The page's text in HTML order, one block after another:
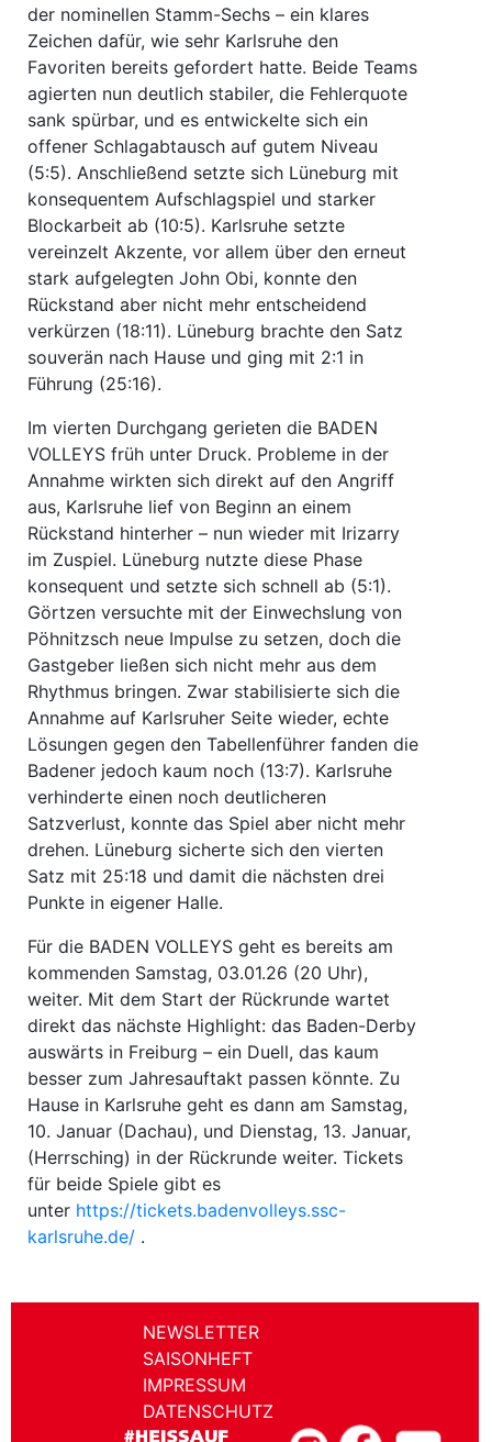
der nominellen Stamm-Sechs – ein klares
Zeichen dafür, wie sehr Karlsruhe den
Favoriten bereits gefordert hatte. Beide Teams
agierten nun deutlich stabiler, die Fehlerquote
sank spürbar, und es entwickelte sich ein
offener Schlagabtausch auf gutem Niveau
(5:5). Anschließend setzte sich Lüneburg mit
konsequentem Aufschlagspiel und starker
Blockarbeit ab (10:5). Karlsruhe setzte
vereinzelt Akzente, vor allem über den erneut
stark aufgelegten John Obi, konnte den
Rückstand aber nicht mehr entscheidend
verkürzen (18:11). Lüneburg brachte den Satz
souverän nach Hause und ging mit 2:1 in
Führung (25:16).
Im vierten Durchgang gerieten die BADEN
VOLLEYS früh unter Druck. Probleme in der
Annahme wirkten sich direkt auf den Angriff
aus, Karlsruhe lief von Beginn an einem
Rückstand hinterher – nun wieder mit Irizarry
im Zuspiel. Lüneburg nutzte diese Phase
konsequent und setzte sich schnell ab (5:1).
Görtzen versuchte mit der Einwechslung von
Pöhnitzsch neue Impulse zu setzen, doch die
Gastgeber ließen sich nicht mehr aus dem
Rhythmus bringen. Zwar stabilisierte sich die
Annahme auf Karlsruher Seite wieder, echte
Lösungen gegen den Tabellenführer fanden die
Badener jedoch kaum noch (13:7). Karlsruhe
verhinderte einen noch deutlicheren
Satzverlust, konnte das Spiel aber nicht mehr
drehen. Lüneburg sicherte sich den vierten
Satz mit 25:18 und damit die nächsten drei
Punkte in eigener Halle.
Für die BADEN VOLLEYS geht es bereits am
kommenden Samstag, 03.01.26 (20 Uhr),
weiter. Mit dem Start der Rückrunde wartet
direkt das nächste Highlight: das Baden-Derby
auswärts in Freiburg – ein Duell, das kaum
besser zum Jahresauftakt passen könnte. Zu
Hause in Karlsruhe geht es dann am Samstag,
10. Januar (Dachau), und Dienstag, 13. Januar,
(Herrsching) in der Rückrunde weiter. Tickets
für beide Spiele gibt es
unter https://tickets.badenvolleys.ssc-
karlsruhe.de/ .
NEWSLETTER
SAISONHEFT
IMPRESSUM
DATENSCHUTZ